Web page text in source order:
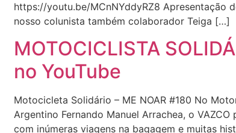
https://youtu.be/MCnNYddyRZ8 Apresentação
nosso colunista também colaborador Teiga […]
MOTOCICLISTA
no YouTube
Motocicleta Solidário – ME NOAR #180 No
Argentino Fernando Manuel Arrachea, o
com inúmeras viagens na bagagem e muitas